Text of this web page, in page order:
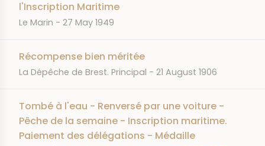
l'Inscription Maritime
JOURNAL
Le Marin DATE
27 May 1949
Récompense bien méritée
JOURNAL
La Dépêche de Brest. Principal DATE
21 August 1906
Tombé à l'eau - Renversé par une voiture -
Pêche de la semaine - Inscription maritime.
Paiement des délégations - Médaille